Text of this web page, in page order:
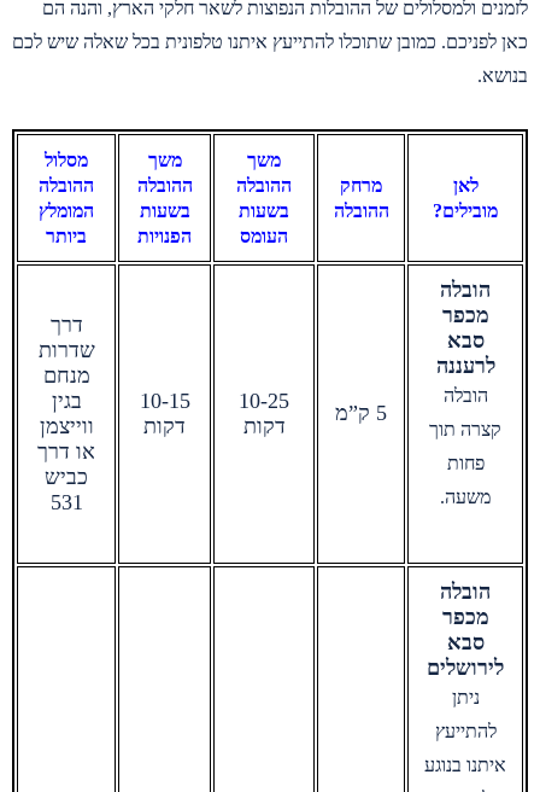
לזמנים ולמסלולים של ההובלות הנפוצות לשאר חלקי הארץ, והנה הם
כאן לפניכם. כמובן שתוכלו להתייעץ איתנו טלפונית בכל שאלה שיש לכם
בנושא.
לאן
מובילים?
מרחק
ההובלה
משך
ההובלה
בשעות
העומס
משך
ההובלה
בשעות
הפנויות
מסלול
ההובלה
המומלץ
ביותר
הובלה
מכפר
סבא
לרעננה
הובלה
קצרה תוך
פחות
משעה.
5 ק”מ
10-25
דקות
10-15
דקות
דרך
שדרות
מנחם
בגין
ווייצמן
או דרך
כביש
531
הובלה
מכפר
סבא
לירושלים
ניתן
להתייעץ
איתנו בנוגע